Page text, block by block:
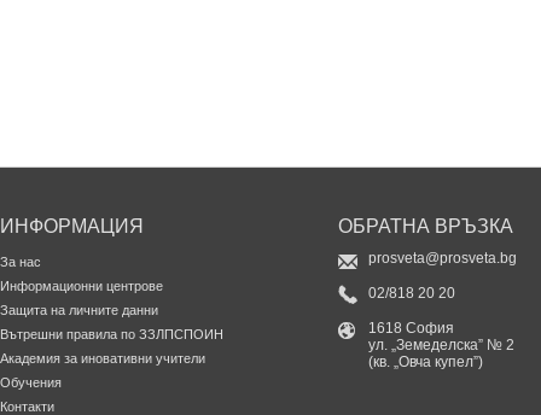
ИНФОРМАЦИЯ
За нас
Информационни центрове
Защита на личните данни
Вътрешни правила по ЗЗЛПСПОИН
Академия за иновативни учители
Обучения
Контакти
ОБРАТНА ВРЪЗКА
prosveta@prosveta.bg
02/818 20 20
1618 София
ул. „Земеделска” № 2
(кв. „Овча купел”)